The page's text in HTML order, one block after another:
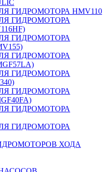
ГИДРОМОТОРА HMV110
ГИДРОМОТОРА
ГИДРОМОТОРА
ГИДРОМОТОРА
ГИДРОМОТОРА
ГИДРОМОТОРА
ГИДРОМОТОРА
ГИДРОМОТОРА
ХОДА